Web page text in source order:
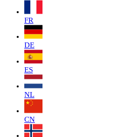
FR
DE
ES
NL
CN